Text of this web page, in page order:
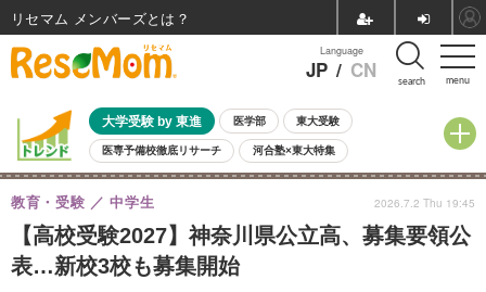
menu
Language
JP / CN search
大学受験 by 東進 医学部 東大受験
医専予備校徹底リサーチ 河合塾×東大特集
親子で考える大学選び 高校受験 中学受験 小学校受験
共通テスト 夏休み
8月開催イベント・WS 全国公立高校 過去問 人気記事
自由研究教材（小学生向け） 自由研究教材（中学生向け）
【高校受験2027】神奈川県公立高、募集要領公
表…新校3校も募集開始
教育・受験 中学生 2026.7.2 Thu 19:45
リセマム メンバーズ